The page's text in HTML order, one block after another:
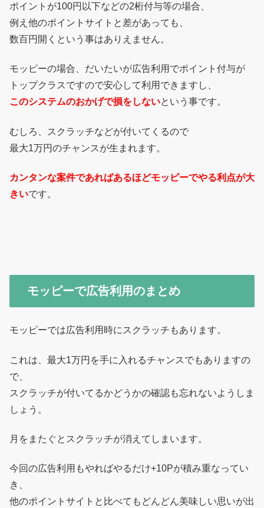
ポイントが100円以下などの2桁付与等の場合、
例え他のポイントサイトと差があっても、
数百円開くという事はありえません。
モッピーの場合、だいたいが広告利用でポイント付与が
トップクラスですので安心して利用できますし、
このシステムのおかげで損をしないという事です。
むしろ、スクラッチなどが付いてくるので
最大1万円のチャンスが生まれます。
カンタンな案件であればあるほどモッピーでやる利点が大
きいです。
モッピーで広告利用のまとめ
モッピーでは広告利用時にスクラッチもあります。
これは、最大1万円を手に入れるチャンスでもありますの
で、
スクラッチが付いてるかどうかの確認も忘れないようしま
しょう。
月をまたぐとスクラッチが消えてしまいます。
今回の広告利用もやればやるだけ+10Pが積み重なってい
き、
他のポイントサイトと比べてもどんどん美味しい思いが出